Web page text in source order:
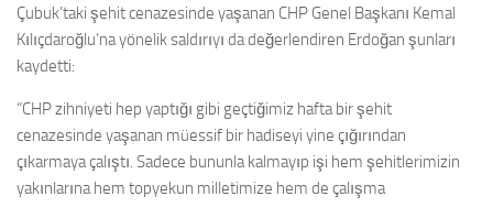
Çubuk’taki şehit cenazesinde yaşanan CHP Genel Başkanı Kemal
Kılıçdaroğlu’na yönelik saldırıyı da değerlendiren Erdoğan şunları
kaydetti:
“CHP zihniyeti hep yaptığı gibi geçtiğimiz hafta bir şehit
cenazesinde yaşanan müessif bir hadiseyi yine çığırından
çıkarmaya çalıştı. Sadece bununla kalmayıp işi hem şehitlerimizin
yakınlarına hem topyekun milletimize hem de çalışma